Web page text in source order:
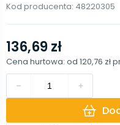
Kod producenta: 48220305
136,69 zł
Cena hurtowa: od 120,76 zł